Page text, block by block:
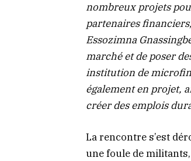
nombreux projets
partenaires
Essozimna
marché et de poser
institution de
également en projet,
créer des emplois
La rencontre s’est
une foule de